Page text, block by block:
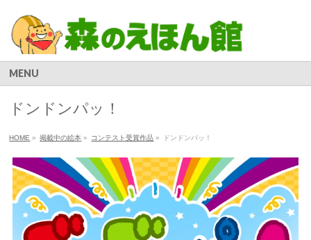
MENU
ドンドンパッ！
HOME » 掲載中の絵本 » コンテスト受賞作品 » ドンドンパッ！